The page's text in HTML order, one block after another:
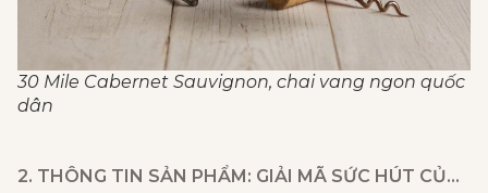
30 Mile Cabernet Sauvignon, chai vang ngon quốc
dân
2. THÔNG TIN SẢN PHẨM: GIẢI MÃ SỨC HÚT CỦA RƯỢU VANG 30 MILE CABERNET SAUVIGNON